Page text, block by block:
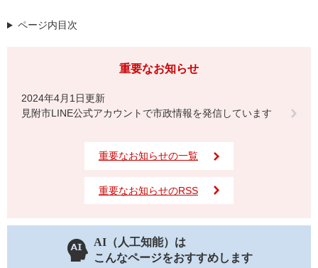
ページ内目次
重要なお知らせ
2024年4月1日更新
見附市LINE公式アカウントで市政情報を発信しています
重要なお知らせの一覧
重要なお知らせのRSS
AI（人工知能）は
こんなページをおすすめします